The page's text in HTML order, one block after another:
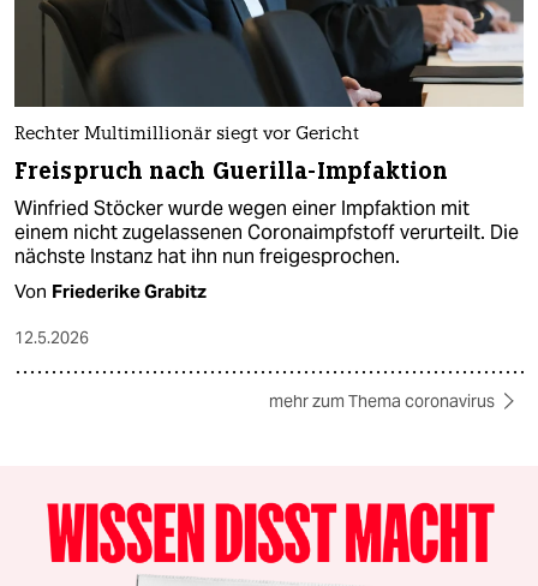
Rechter Multimillionär siegt vor Gericht
Freispruch nach Guerilla-Impfaktion
Winfried Stöcker wurde wegen einer Impfaktion mit
einem nicht zugelassenen Coronaimpfstoff verurteilt. Die
nächste Instanz hat ihn nun freigesprochen.
Von Friederike Grabitz
12.5.2026
mehr zum Thema coronavirus